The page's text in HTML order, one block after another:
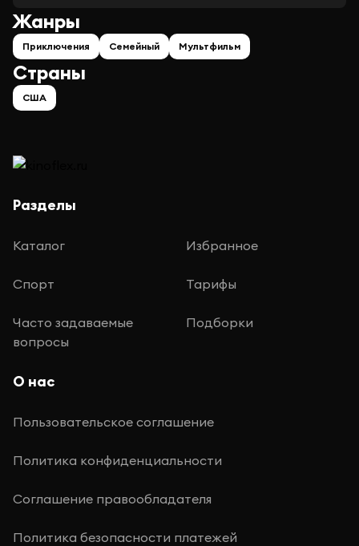
Страны
США
Жанры
Приключения Семейный Мультфильм
Разделы
Каталог Избранное
Спорт Тарифы
Часто задаваемые
вопросы
Подборки
О нас
Пользовательское соглашение
Политика конфиденциальности
Соглашение правообладателя
Политика безопасности платежей